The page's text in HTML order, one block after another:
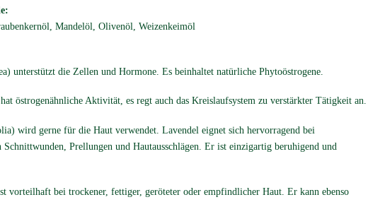
Mandelöl, Olivenöl, Weizenkeimöl
unterstützt die Zellen und Hormone. Es beinhaltet natürliche Phytoöstrogene.
östrogenähnliche Aktivität, es regt auch das Kreislaufsystem zu verstärkter Tätigkeit an.
wird gerne für die Haut verwendet. Lavendel eignet sich hervorragend bei
Prellungen und Hautausschlägen. Er ist einzigartig beruhigend und
vorteilhaft bei trockener, fettiger, geröteter oder empfindlicher Haut. Er kann ebenso